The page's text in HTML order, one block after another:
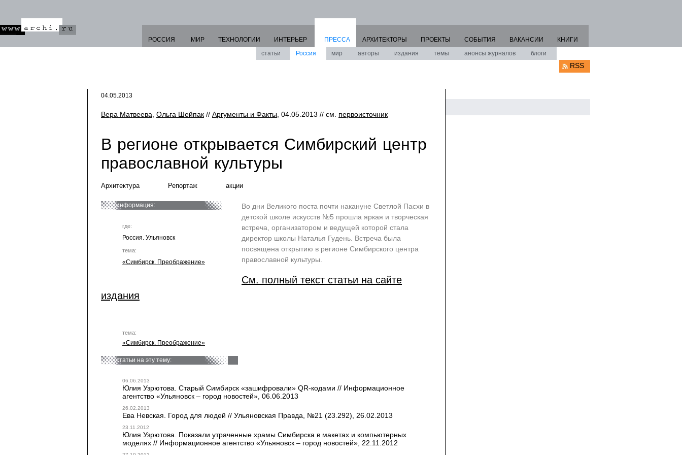
РОССИЯ МИР ТЕХНОЛОГИИ ИНТЕРЬЕР
ПРЕССА
статьи
Россия мир авторы издания темы анонсы журналов блоги
АРХИТЕКТОРЫ ПРОЕКТЫ СОБЫТИЯ ВАКАНСИИ КНИГИ
RSS
04.05.2013
Вера Матвеева Ольга Шейпак // Аргументы и Факты , 04.05.2013 // см. первоисточник
В регионе открывается Симбирский центр
православной культуры
Архитектура Репортаж акции
информация:
где:
Россия. Ульяновск
тема:
«Симбирск. Преображение»
Во дни Великого поста почти накануне Светлой Пасхи в
детской школе искусств №5 прошла яркая и творческая
встреча, организатором и ведущей которой стала
директор школы Наталья Гудень. Встреча была
посвящена открытию в регионе Симбирского центра
православной культуры.
См. полный текст статьи на сайте
издания
тема:
«Симбирск. Преображение»
статьи на эту тему:
06.06.2013
Юлия Узрютова. Старый Симбирск «зашифровали» QR-кодами // Информационное
агентство «Ульяновск – город новостей», 06.06.2013
26.02.2013
Ева Невская. Город для людей // Ульяновская Правда, №21 (23.292), 26.02.2013
23.11.2012
Юлия Узрютова. Показали утраченные храмы Симбирска в макетах и компьютерных
моделях // Информационное агентство «Ульяновск – город новостей», 22.11.2012